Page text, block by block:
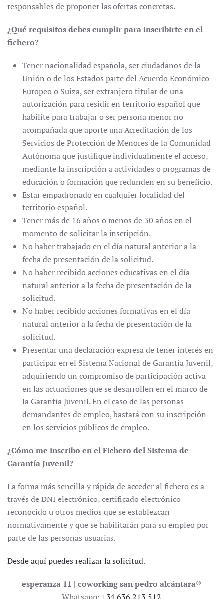
responsables de proponer las ofertas concretas.
¿Qué requisitos debes cumplir para inscribirte en el
fichero?
Tener nacionalidad española, ser ciudadanos de la
Unión o de los Estados parte del Acuerdo Económico
Europeo o Suiza, ser extranjero titular de una
autorización para residir en territorio español que
habilite para trabajar o ser persona menor no
acompañada que aporte una Acreditación de los
Servicios de Protección de Menores de la Comunidad
Autónoma que justifique individualmente el acceso,
mediante la inscripción a actividades o programas de
educación o formación que redunden en su beneficio.
Estar empadronado en cualquier localidad del
territorio español.
Tener más de 16 años o menos de 30 años en el
momento de solicitar la inscripción.
No haber trabajado en el día natural anterior a la
fecha de presentación de la solicitud.
No haber recibido acciones educativas en el día
natural anterior a la fecha de presentación de la
solicitud.
No haber recibido acciones formativas en el día
natural anterior a la fecha de presentación de la
solicitud.
Presentar una declaración expresa de tener interés en
participar en el Sistema Nacional de Garantía Juvenil,
adquiriendo un compromiso de participación activa
en las actuaciones que se desarrollen en el marco de
la Garantía Juvenil. En el caso de las personas
demandantes de empleo, bastará con su inscripción
en los servicios públicos de empleo.
¿Cómo me inscribo en el Fichero del Sistema de
Garantía Juvenil?
La forma más sencilla y rápida de acceder al fichero es a
través de DNI electrónico, certificado electrónico
reconocido u otros medios que se establezcan
normativamente y que se habilitarán para su empleo por
parte de las personas usuarias.
Desde aquí puedes realizar la solicitud.
esperanza 11 | coworking san pedro alcántara®
Whatsapp: +34 636 213 512